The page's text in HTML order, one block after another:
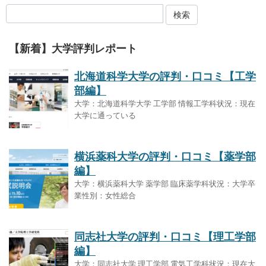
検索
【新着】大学評判レポート
北海道科学大学の評判・口コミ【工学
部編】
大学：北海道科学大学 工学部 情報工学科状況：現在
大学に通っている
横浜薬科大学の評判・口コミ【薬学部
編】
大学：横浜薬科大学 薬学部 臨床薬学科状況：大学卒
業性別：女性総合
同志社大学の評判・口コミ【理工学部
編】
大学：同志社大学 理工学部 電気工学科状況：現在大